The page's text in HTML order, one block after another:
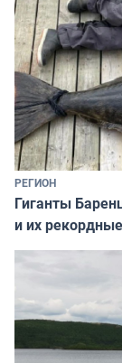
РЕГИОН
Гиганты
и их